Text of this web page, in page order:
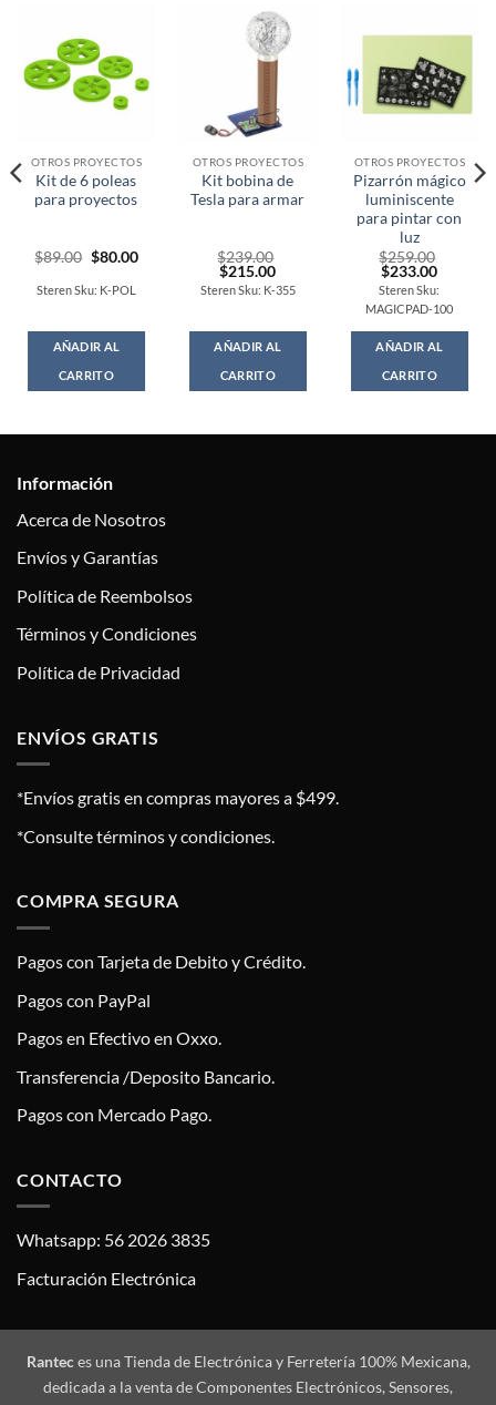
OTROS PROYECTOS
Kit de 6 poleas
para proyectos
$89.00 Original
was:
$89.00.
$80.00Current
Steren Sku: K-POL
AÑADIR AL
CARRITO
OTROS PROYECTOS
Kit bobina de
Tesla para armar
$239.00
Original
price
was:
$215.00Current
price
is:
Steren Sku: K-355
AÑADIR AL
CARRITO
OTROS PROYECTOS
Pizarrón mágico
luminiscente
para pintar con
luz
$259.00
Original
price
was:
$259.00.
$233.00Current
price
is:
$233.00.
Steren Sku:
MAGICPAD-100
AÑADIR AL
CARRITO
Información
Acerca de Nosotros
Envíos y Garantías
Política de Reembolsos
Términos y Condiciones
Política de Privacidad
ENVÍOS GRATIS
*Envíos gratis en compras mayores a $499.
*Consulte términos y condiciones.
COMPRA SEGURA
Pagos con Tarjeta de Debito y Crédito.
Pagos con PayPal
Pagos en Efectivo en Oxxo.
Transferencia /Deposito Bancario.
Pagos con Mercado Pago.
CONTACTO
Whatsapp: 56 2026 3835
Facturación Electrónica
Ranteces una Tienda de Electrónica y Ferretería 100% Mexicana,
dedicada a la venta de Componentes Electrónicos, Sensores,